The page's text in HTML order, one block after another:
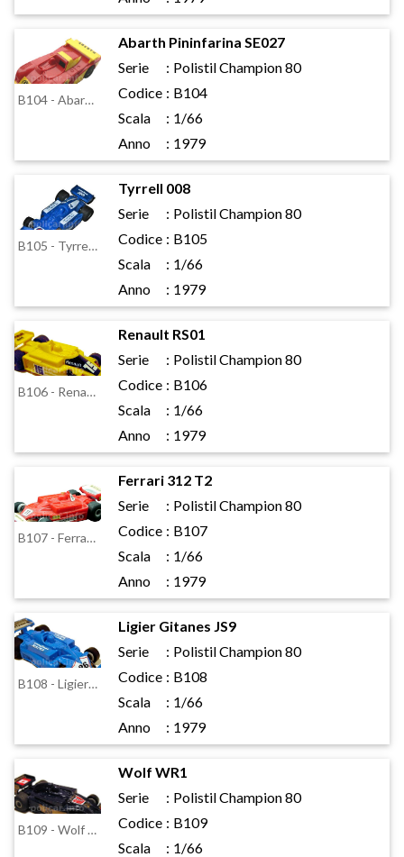
B104 - Abarth Pininfarina SE027
Abarth Pininfarina SE027
Serie
: Polistil Champion 80
Codice : B104
Scala
: 1/66
Anno
: 1979
B105 - Tyrrell 008
Tyrrell 008
Serie
: Polistil Champion 80
Codice : B105
Scala
: 1/66
Anno
: 1979
B106 - Renault RS01
Renault RS01
Serie
: Polistil Champion 80
Codice : B106
Scala
: 1/66
Anno
: 1979
B107 - Ferrari 312 T2
Ferrari 312 T2
Serie
: Polistil Champion 80
Codice : B107
Scala
: 1/66
Anno
: 1979
B108 - Ligier Gitanes JS9
Ligier Gitanes JS9
Serie
: Polistil Champion 80
Codice : B108
Scala
: 1/66
Anno
: 1979
B109 - Wolf WR1
Wolf WR1
Serie
: Polistil Champion 80
Codice : B109
Scala
: 1/66